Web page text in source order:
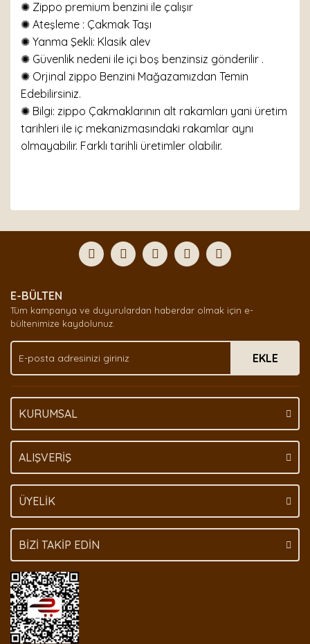
✺ Zippo premium benzini ile çalışır
✺ Ateşleme : Çakmak Taşı
✺ Yanma Şekli: Klasik alev
✺ Güvenlik nedeni ile içi boş benzinsiz gönderilir .
✺ Orjinal zippo Benzini Mağazamızdan Temin
Edebilirsiniz.
✺ Bilgi: zippo Çakmaklarının alt rakamları yani üretim
tarihleri ile iç mekanizmasındaki rakamlar aynı
olmayabilir. Farklı tarihli üretimler olabilir.
Yorum Yaz
formunu kullanarak tarafımıza iletebilirsiniz.
Görüş ve önerileriniz için teşekkür ederiz.
Ürün açıklamasında eksik bilgiler bulunuyor.
Ürün bilgilerinde hatalar bulunuyor.
Ürün fiyatı diğer sitelerden daha pahalı.
Bu ürüne benzer farklı alternatifler olmalı.
E-BÜLTEN
Tüm kampanya ve duyurulardan haberdar olmak için e-
bültenimize kaydolunuz.
EKLE
KURUMSAL
ALIŞVERİŞ
ÜYELİK
BİZİ TAKİP EDİN